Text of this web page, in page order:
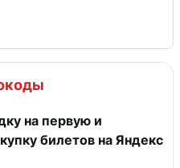
на первую и
билетов на Яндекс